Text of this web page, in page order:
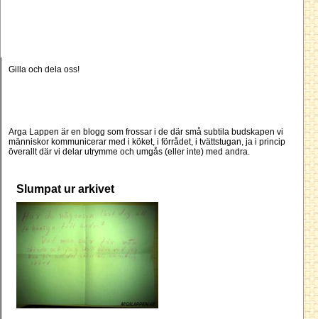
Gilla och dela oss!
Arga Lappen är en blogg som frossar i de där små subtila budskapen vi
människor kommunicerar med i köket, i förrådet, i tvättstugan, ja i princip
överallt där vi delar utrymme och umgås (eller inte) med andra.
Slumpat ur arkivet